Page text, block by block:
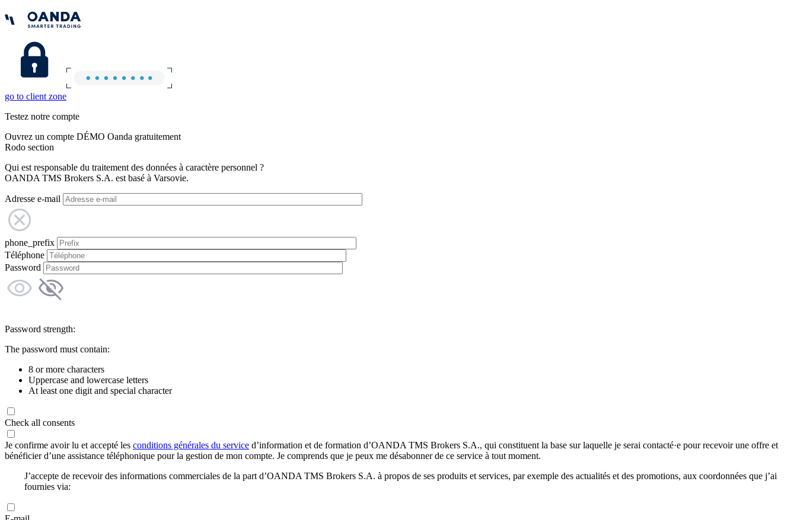
go to client zone
Testez notre compte
Ouvrez un compte DÉMO Oanda gratuitement
Rodo section
Qui est responsable du traitement des données à caractère personnel ?
OANDA TMS Brokers S.A. est basé à Varsovie.
Adresse e-mail
phone_prefix
Téléphone
Password
Password strength:
The password must contain:
8 or more characters
Uppercase and lowercase letters
At least one digit and special character
Check all consents
Je confirme avoir lu et accepté les conditions générales du service d’information et de formation d’OANDA TMS Brokers S.A., qui constituent la base sur laquelle je serai contacté·e pour recevoir une offre et
bénéficier d’une assistance téléphonique pour la gestion de mon compte. Je comprends que je peux me désabonner de ce service à tout moment.
J’accepte de recevoir des informations commerciales de la part d’OANDA TMS Brokers S.A. à propos de ses produits et services, par exemple des actualités et des promotions, aux coordonnées que j’ai
fournies via: